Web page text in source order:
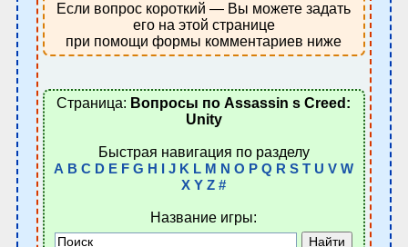
Если вопрос короткий — Вы можете задать
его на этой странице
при помощи формы комментариев ниже
Страница: Вопросы по Assassin s Creed:
Unity
Быстрая навигация по разделу
A B C D E F G H J K L M N O P Q R S T U V W
X Y Z #
Название игры: